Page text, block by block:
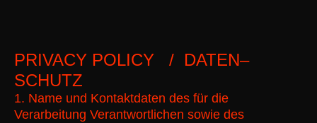
PRIVACY POLICY / DATEN–
SCHUTZ
1. Name und Kontaktdaten des für die
Verarbeitung Verantwortlichen sowie des